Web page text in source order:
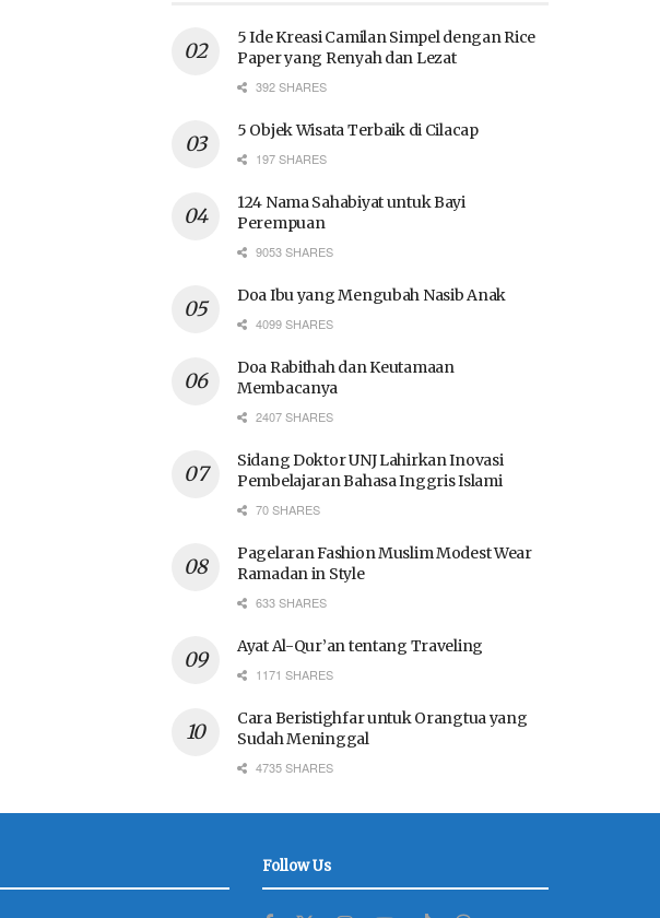
5 Ide Kreasi Camilan Simpel dengan Rice
Paper yang Renyah dan Lezat
392 SHARES
5 Objek Wisata Terbaik di Cilacap
197 SHARES
124 Nama Sahabiyat untuk Bayi
Perempuan
9053 SHARES
Doa Ibu yang Mengubah Nasib Anak
4099 SHARES
Doa Rabithah dan Keutamaan
Membacanya
2407 SHARES
Sidang Doktor UNJ Lahirkan Inovasi
Pembelajaran Bahasa Inggris Islami
70 SHARES
Pagelaran Fashion Muslim Modest Wear
Ramadan in Style
633 SHARES
Ayat Al-Qur’an tentang Traveling
1171 SHARES
Cara Beristighfar untuk Orangtua yang
Sudah Meninggal
4735 SHARES
Follow Us